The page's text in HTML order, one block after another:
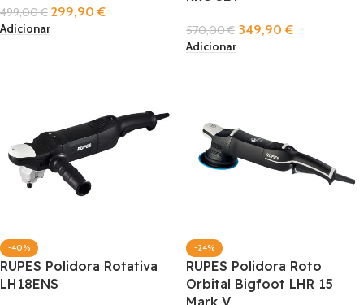
499,00€ 299,90€
Adicionar 570,00€ 349,90€
Adicionar
-40%
RUPES Polidora Rotativa
LH18ENS
-24%
RUPES Polidora Roto
Orbital Bigfoot LHR 15
Mark V